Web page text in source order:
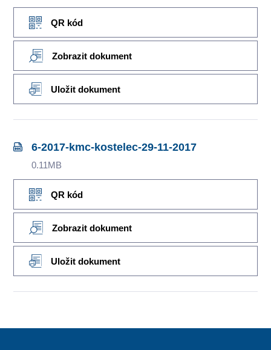
QR kód
Zobrazit dokument
Uložit dokument
6-2017-kmc-kostelec-29-11-2017
0.11MB
QR kód
Zobrazit dokument
Uložit dokument